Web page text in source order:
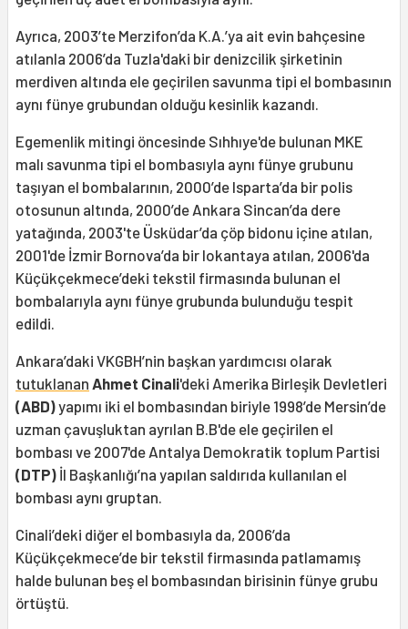
Ayrıca, 2003’te Merzifon’da K.A.’ya ait evin bahçesine
atılanla 2006’da Tuzla'daki bir denizcilik şirketinin
merdiven altında ele geçirilen savunma tipi el bombasının
aynı fünye grubundan olduğu kesinlik kazandı.
Egemenlik mitingi öncesinde Sıhhıye'de bulunan MKE
malı savunma tipi el bombasıyla aynı fünye grubunu
taşıyan el bombalarının, 2000’de Isparta’da bir polis
otosunun altında, 2000’de Ankara Sincan’da dere
yatağında, 2003'te Üsküdar’da çöp bidonu içine atılan,
2001'de İzmir Bornova’da bir lokantaya atılan, 2006'da
Küçükçekmece’deki tekstil firmasında bulunan el
bombalarıyla aynı fünye grubunda bulunduğu tespit
edildi.
Ankara’daki VKGBH’nin başkan yardımcısı olarak
tutuklanan Ahmet Cinali'deki Amerika Birleşik Devletleri
(ABD)yapımı iki el bombasından biriyle 1998’de Mersin’de
uzman çavuşluktan ayrılan B.B'de ele geçirilen el
bombası ve 2007'de Antalya Demokratik toplum Partisi
(DTP) İl Başkanlığı’na yapılan saldırıda kullanılan el
bombası aynı gruptan.
Cinali’deki diğer el bombasıyla da, 2006’da
Küçükçekmece’de bir tekstil firmasında patlamamış
halde bulunan beş el bombasından birisinin fünye grubu
örtüştü.